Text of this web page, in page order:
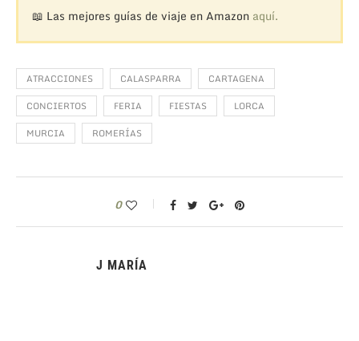
📖 Las mejores guías de viaje en Amazon aquí.
ATRACCIONES CALASPARRA
CARTAGENA
CONCIERTOS
FERIA FIESTAS
LORCA
MURCIA
ROMERÍAS
0
J MARÍA